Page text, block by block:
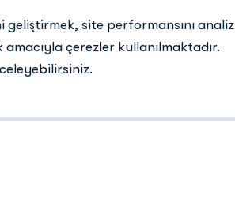
geliştirmek, site performansını analiz
çerezler kullanılmaktadır.